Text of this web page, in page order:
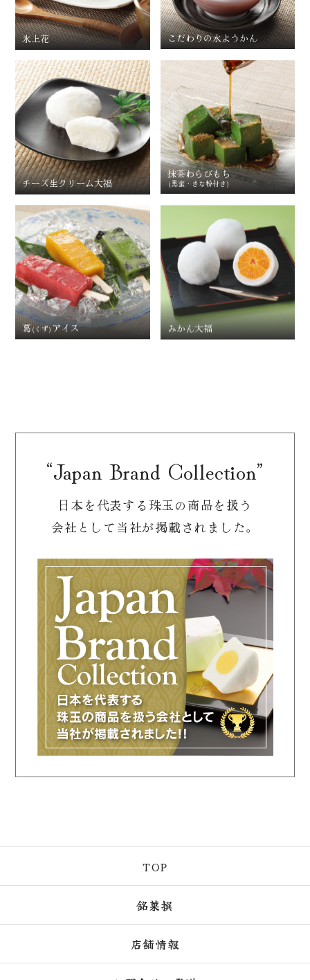
氷上花 こだわりの水ようかん
チーズ生クリーム大福
抹茶わらびもち
(黒蜜・きな粉付き)
葛(くず)アイス みかん大福
“Japan Brand Collection”
日本を代表する珠玉の商品を扱う
会社として当社が掲載されました。
TOP
銘菓撰
店舗情報